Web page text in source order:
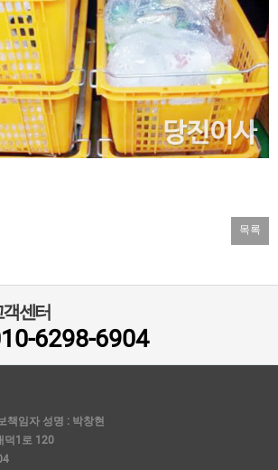
목록
센터
6298-6904
책임자 성명 : 박창현
덕1로 120